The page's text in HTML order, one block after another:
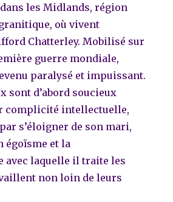
les Midlands, région
où vivent
Chatterley. Mobilisé sur
guerre mondiale,
paralysé et impuissant.
sont d’abord soucieux
complicité intellectuelle,
s’éloigner de son mari,
égoïsme et la
avec laquelle il traite les
non loin de leurs